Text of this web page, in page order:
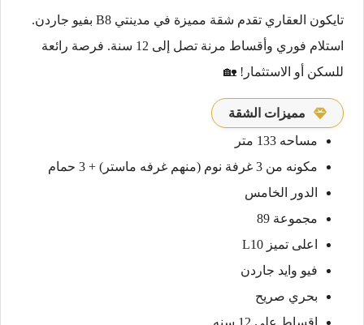
تايكون العقاري تقدم شقة مميزة في مدينتي B8 بفيو جاردن.
استلام فوري وأقساط مرنة تصل إلى 12 سنة. فرصة رائعة
للسكن أو الاستثمار! 🏡
مميزات الشقة
مساحه 133 متر
مكونه من 3 غرفة نوم (منهم غرفه ماستر) + 3 حمام
الدور الخامس
مجموعة 89
اعلى تميز L10
فيو وايد جاردن
بحري صريح
اقساط على 12 سنه